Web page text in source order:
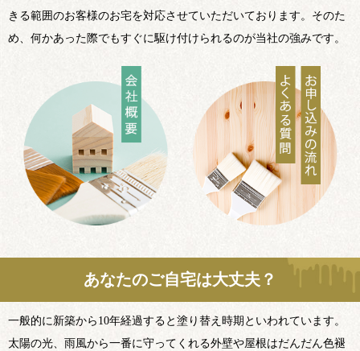
きる範囲のお客様のお宅を対応させていただいております。そのた
め、何かあった際でもすぐに駆け付けられるのが当社の強みです。
あなたのご自宅は大丈夫？
一般的に新築から10年経過すると塗り替え時期といわれています。
太陽の光、雨風から一番に守ってくれる外壁や屋根はだんだん色褪